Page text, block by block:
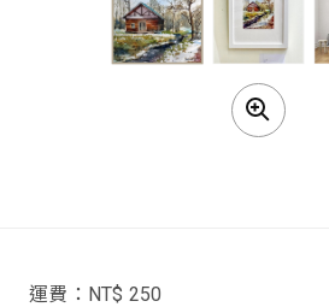
運費：NT$ 250